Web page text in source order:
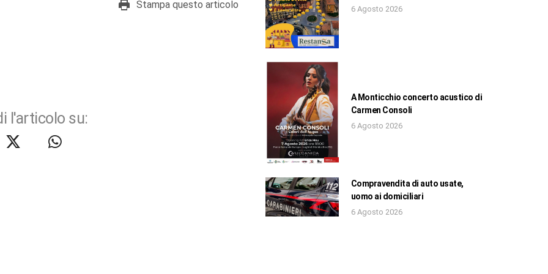
Stampa questo articolo
l'articolo su:
6 Agosto 2026
A Monticchio concerto acustico di
Carmen Consoli
6 Agosto 2026
Compravendita di auto usate,
uomo ai domiciliari
6 Agosto 2026